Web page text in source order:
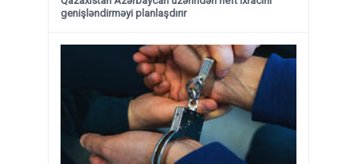
genişləndirməyi planlaşdırır